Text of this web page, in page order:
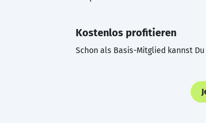
Kostenlos profitieren
Schon als Basis-Mitglied kannst